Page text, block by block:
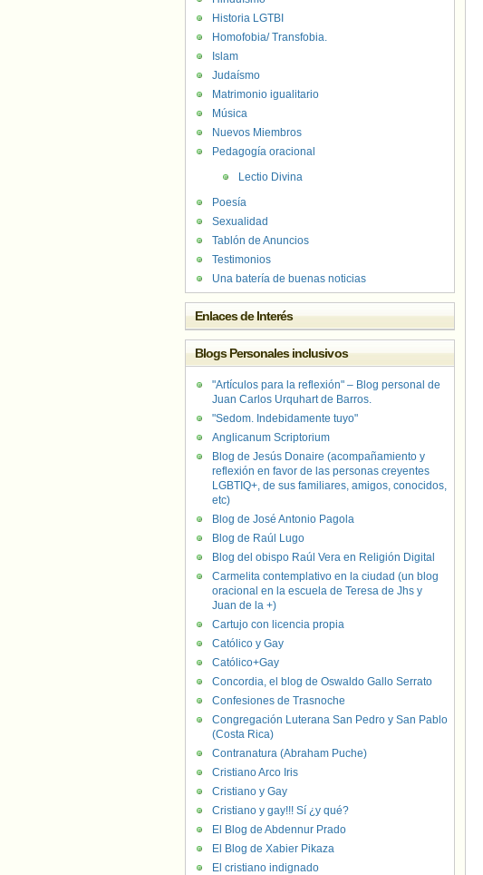
Historia LGTBI
Homofobia/ Transfobia.
Islam
Judaísmo
Matrimonio igualitario
Música
Nuevos Miembros
Pedagogía oracional
Lectio Divina
Poesía
Sexualidad
Tablón de Anuncios
Testimonios
Una batería de buenas noticias
Enlaces de Interés
Blogs Personales inclusivos
"Artículos para la reflexión" – Blog personal de
Juan Carlos Urquhart de Barros.
"Sedom. Indebidamente tuyo"
Anglicanum Scriptorium
Blog de Jesús Donaire (acompañamiento y
reflexión en favor de las personas creyentes
LGBTIQ+, de sus familiares, amigos, conocidos,
etc)
Blog de José Antonio Pagola
Blog de Raúl Lugo
Blog del obispo Raúl Vera en Religión Digital
Carmelita contemplativo en la ciudad (un blog
oracional en la escuela de Teresa de Jhs y
Juan de la +)
Cartujo con licencia propia
Católico y Gay
Católico+Gay
Concordia, el blog de Oswaldo Gallo Serrato
Confesiones de Trasnoche
Congregación Luterana San Pedro y San Pablo
(Costa Rica)
Contranatura (Abraham Puche)
Cristiano Arco Iris
Cristiano y Gay
Cristiano y gay!!! Sí ¿y qué?
El Blog de Abdennur Prado
El Blog de Xabier Pikaza
El cristiano indignado